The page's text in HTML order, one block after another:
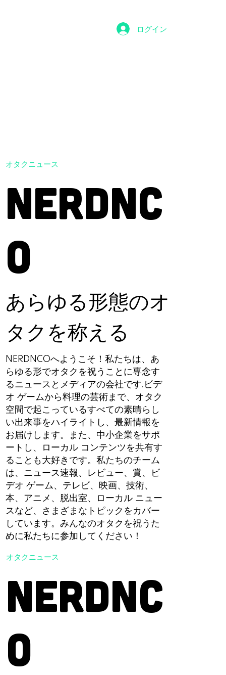
ログイン
オタクニュース
NERDNC
O
あらゆる形態のオ
タクを称える
NERDNCOへようこそ！私たちは、あ
らゆる形でオタクを祝うことに専念す
るニュースとメディアの会社です.ビデ
オ ゲームから料理の芸術まで、オタク
空間で起こっているすべての素晴らし
い出来事をハイライトし、最新情報を
お届けします。また、中小企業をサポ
ートし、ローカル コンテンツを共有す
ることも大好きです。私たちのチーム
は、ニュース速報、レビュー、賞、ビ
デオ ゲーム、テレビ、映画、技術、
本、アニメ、脱出室、ローカル ニュー
スなど、さまざまなトピックをカバー
しています。みんなのオタクを祝うた
めに私たちに参加してください！
オタクニュース
NERDNC
O